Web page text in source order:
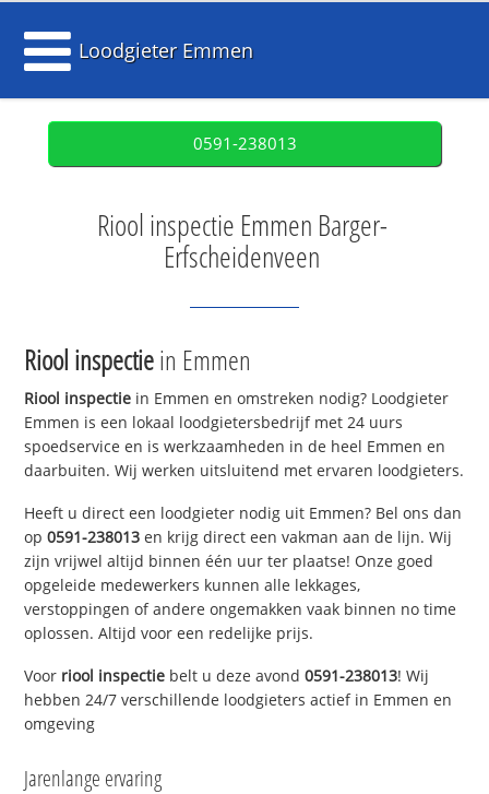
Loodgieter Emmen
0591-238013
Riool inspectie Emmen Barger-
Erfscheidenveen
Riool inspectiein Emmen
Riool inspectie in Emmen en omstreken nodig? Loodgieter
Emmen is een lokaal loodgietersbedrijf met 24 uurs
spoedservice en is werkzaamheden in de heel Emmen en
daarbuiten. Wij werken uitsluitend met ervaren loodgieters.
Heeft u direct een loodgieter nodig uit Emmen? Bel ons dan
op0591-238013 en krijg direct een vakman aan de lijn. Wij
zijn vrijwel altijd binnen één uur ter plaatse! Onze goed
opgeleide medewerkers kunnen alle lekkages,
verstoppingen of andere ongemakken vaak binnen no time
oplossen. Altijd voor een redelijke prijs.
Voor riool inspectie belt u deze avond0591-238013! Wij
hebben 24/7 verschillende loodgieters actief in Emmen en
omgeving
Jarenlange ervaring